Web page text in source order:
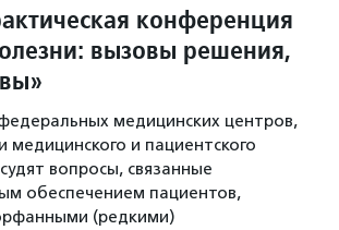
конференция
вызовы решения,
медицинских центров,
медицинского и пациентского
вопросы, связанные
обеспечением пациентов,
(редкими)